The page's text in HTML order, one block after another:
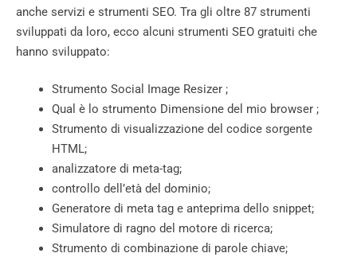
anche servizi e strumenti SEO. Tra gli oltre 87 strumenti
sviluppati da loro, ecco alcuni strumenti SEO gratuiti che
hanno sviluppato:
Strumento Social Image Resizer ;
Qual è lo strumento Dimensione del mio browser ;
Strumento di visualizzazione del codice sorgente
HTML;
analizzatore di meta-tag;
controllo dell’età del dominio;
Generatore di meta tag e anteprima dello snippet;
Simulatore di ragno del motore di ricerca;
Strumento di combinazione di parole chiave;